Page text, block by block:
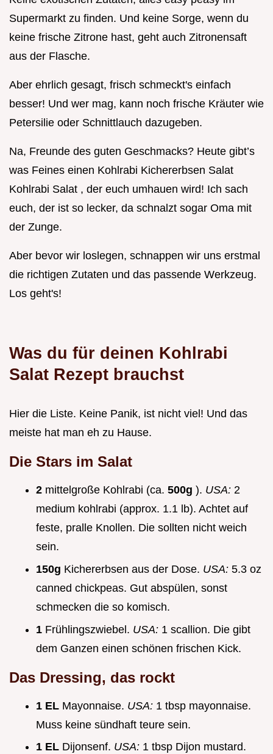
Supermarkt zu finden. Und keine Sorge, wenn du
keine frische Zitrone hast, geht auch Zitronensaft
aus der Flasche.
Aber ehrlich gesagt, frisch schmeckt's einfach
besser! Und wer mag, kann noch frische Kräuter wie
Petersilie oder Schnittlauch dazugeben.
Na, Freunde des guten Geschmacks? Heute gibt’s
was Feines einen Kohlrabi Kichererbsen Salat
Kohlrabi Salat , der euch umhauen wird! Ich sach
euch, der ist so lecker, da schnalzt sogar Oma mit
der Zunge.
Aber bevor wir loslegen, schnappen wir uns erstmal
die richtigen Zutaten und das passende Werkzeug.
Los geht's!
Was du für deinen Kohlrabi
Salat Rezept brauchst
Hier die Liste. Keine Panik, ist nicht viel! Und das
meiste hat man eh zu Hause.
Die Stars im Salat
2 mittelgroße Kohlrabi (ca. 500g ). USA: 2
medium kohlrabi (approx. 1.1 lb). Achtet auf
feste, pralle Knollen. Die sollten nicht weich
sein.
150g Kichererbsen aus der Dose. USA: 5.3 oz
canned chickpeas. Gut abspülen, sonst
schmecken die so komisch.
1 Frühlingszwiebel. USA: 1 scallion. Die gibt
dem Ganzen einen schönen frischen Kick.
Das Dressing, das rockt
1 EL Mayonnaise. USA: 1 tbsp mayonnaise.
Muss keine sündhaft teure sein.
1 EL Dijonsenf. USA: 1 tbsp Dijon mustard.